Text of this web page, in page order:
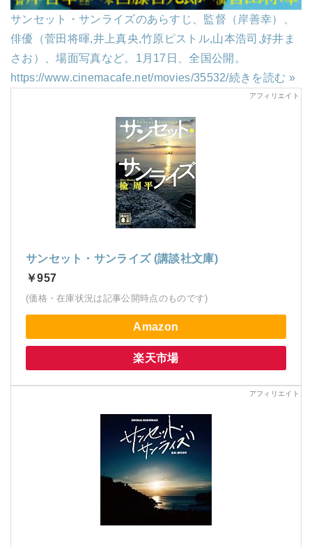
サンセット・サンライズのあらすじ、監督（岸善幸）、
俳優（菅田将暉,井上真央,竹原ピストル,山本浩司,好井ま
さお）、場面写真など。1月17日、全国公開。
https://www.cinemacafe.net/movies/35532/続きを読む »
サンセット・サンライズ (講談社文庫)
￥957
(価格・在庫状況は記事公開時点のものです)
Amazon
楽天市場